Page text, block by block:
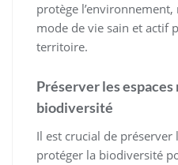
protège
mode de vie sain et actif
territoire.
Préserver les
biodiversité
Il est crucial de préserver
protéger la biodiversité